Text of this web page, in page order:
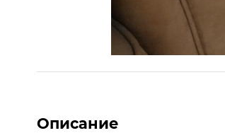
Описание